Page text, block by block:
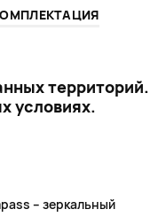
территорий.
условиях.
– зеркальный